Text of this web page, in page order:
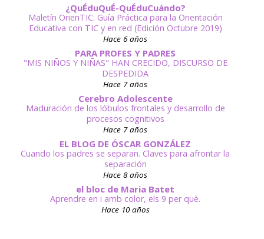
¿QuÉduQuÉ-QuÉduCuándo?
Maletín OrienTIC: Guía Práctica para la Orientación
Educativa con TIC y en red (Edición Octubre 2019)
Hace 6 años
PARA PROFES Y PADRES
"MIS NIÑOS Y NIÑAS" HAN CRECIDO, DISCURSO DE
DESPEDIDA
Hace 7 años
Cerebro Adolescente
Maduración de los lóbulos frontales y desarrollo de
procesos cognitivos
Hace 7 años
EL BLOG DE ÓSCAR GONZÁLEZ
Cuando los padres se separan. Claves para afrontar la
separación
Hace 8 años
el bloc de Maria Batet
Aprendre en i amb color, els 9 per què.
Hace 10 años